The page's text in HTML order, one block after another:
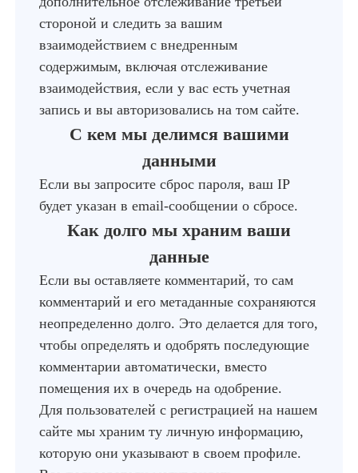
стороной и следить за вашим
взаимодействием с внедренным
содержимым, включая отслеживание
взаимодействия, если у вас есть учетная
запись и вы авторизовались на том сайте.
С кем мы делимся вашими
данными
Если вы запросите сброс пароля, ваш IP
будет указан в email-сообщении о сбросе.
Как долго мы храним ваши
данные
Если вы оставляете комментарий, то сам
комментарий и его метаданные сохраняются
неопределенно долго. Это делается для того,
чтобы определять и одобрять последующие
комментарии автоматически, вместо
помещения их в очередь на одобрение.
Для пользователей с регистрацией на нашем
сайте мы храним ту личную информацию,
которую они указывают в своем профиле.